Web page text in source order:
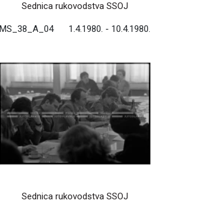
Sednica rukovodstva SSOJ
MS_38_A_04 1.4.1980. - 10.4.1980.
Sednica rukovodstva SSOJ